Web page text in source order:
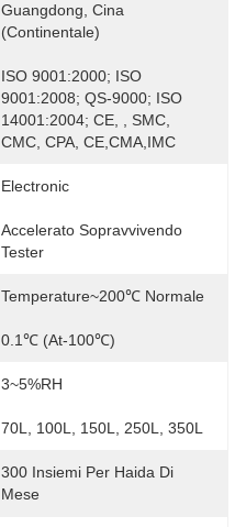
Guangdong, Cina
(continentale)
ISO 9001:2000; ISO
9001:2008; QS-9000; ISO
14001:2004; CE, , SMC,
CMC, CPA, CE,CMA,IMC
Electronic
Accelerato Sopravvivendo
Tester
Temperature~200℃ Normale
0.1℃ (at-100℃)
3~5%RH
70L, 100L, 150L, 250L, 350L
300 Insiemi Per Haida Di
Mese